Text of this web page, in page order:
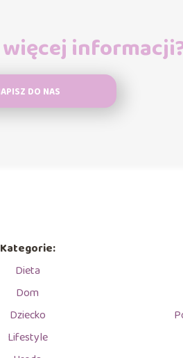
DO NAS
Kategorie:
Dieta
Dom
Dziecko
Lifestyle